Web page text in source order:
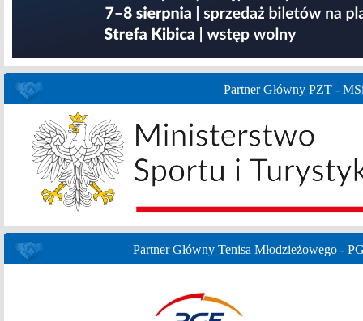
Partner Główny PZT -
Partner Główny Tenisa Młodzieżowego -